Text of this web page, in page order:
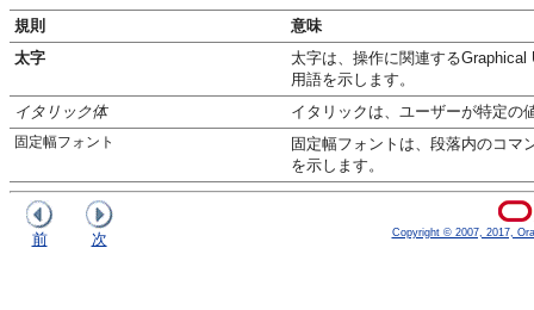
規則
意味
太字
太字は、操作に関連する
用語を示します。
イタリック体
イタリックは、ユーザーが特定の
固定幅フォント
固定幅フォントは、段落内のコマ
を示します。
前 次 Copyright © 2007, 2017,